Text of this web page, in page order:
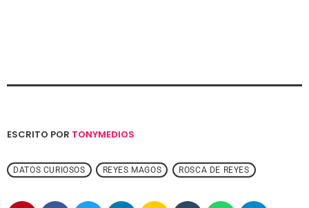
ESCRITO POR TONYMEDIOS
DATOS CURIOSOS REYES MAGOS ROSCA DE REYES